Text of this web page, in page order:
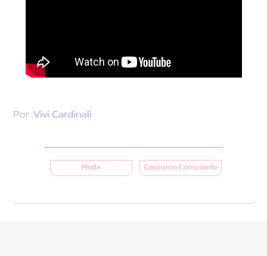
Vivi Cardinali
Por:
Moda Consumo Consciente